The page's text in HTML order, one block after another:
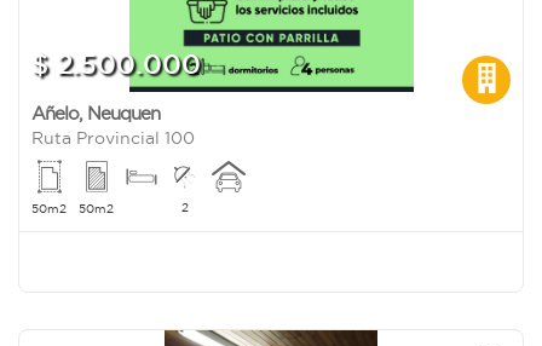
$ 2.500.000
Añelo, Neuquen
Ruta Provincial 100
50m2 50m2 2